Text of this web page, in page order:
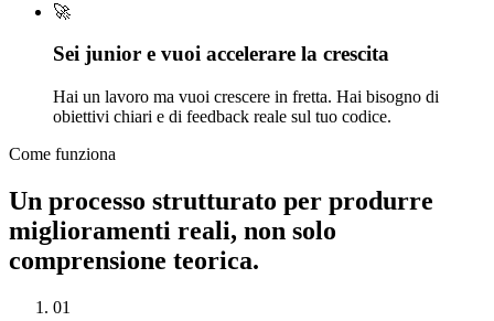
🚀
Sei junior e vuoi accelerare la crescita
Hai un lavoro ma vuoi crescere in fretta. Hai bisogno di
obiettivi chiari e di feedback reale sul tuo codice.
Come funziona
Un processo strutturato per produrre
miglioramenti reali, non solo
comprensione teorica.
01